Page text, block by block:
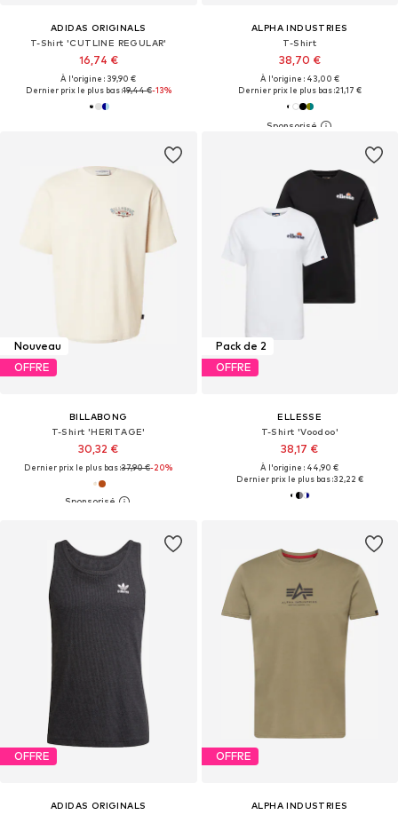
ADIDAS ORIGINALS
T-Shirt 'CUTLINE REGULAR'
16,74 €
À l'origine : 39,90 €
Dernier prix le plus bas :19,44 €-13%
ALPHA INDUSTRIES
T-Shirt
38,70 €
À l'origine : 43,00 €
Dernier prix le plus bas :21,17 €
Nouveau
OFFRE
BILLABONG
T-Shirt 'HERITAGE'
30,32 €
Dernier prix le plus bas :37,90 €-20%
Pack de 2
OFFRE
ELLESSE
T-Shirt 'Voodoo'
38,17 €
À l'origine : 44,90 €
Dernier prix le plus bas :32,22 €
OFFRE
ADIDAS ORIGINALS
OFFRE
ALPHA INDUSTRIES